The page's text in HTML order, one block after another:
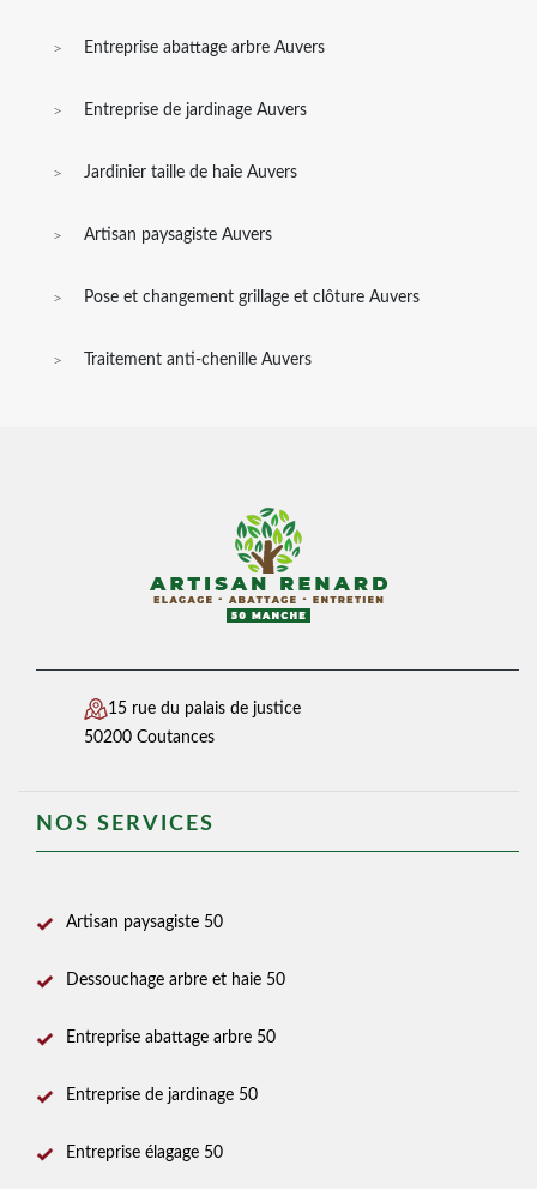
Entreprise abattage arbre Auvers
Entreprise de jardinage Auvers
Jardinier taille de haie Auvers
Artisan paysagiste Auvers
Pose et changement grillage et clôture Auvers
Traitement anti-chenille Auvers
15 rue du palais de justice
50200 Coutances
NOS SERVICES
Artisan paysagiste 50
Dessouchage arbre et haie 50
Entreprise abattage arbre 50
Entreprise de jardinage 50
Entreprise élagage 50